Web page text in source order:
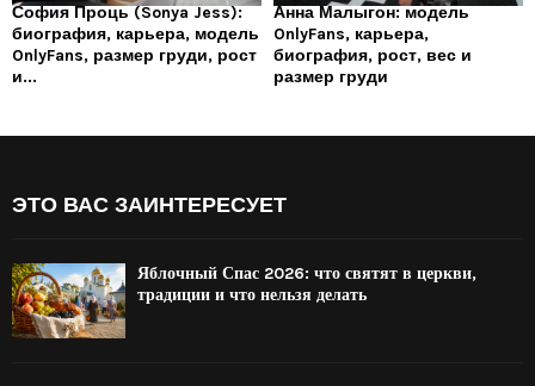
София Проць (Sonya Jess):
биография, карьера, модель
OnlyFans, размер груди, рост
и...
Анна Малыгон: модель
OnlyFans, карьера,
биография, рост, вес и
размер груди
ЭТО ВАС ЗАИНТЕРЕСУЕТ
Яблочный Спас 2026: что святят в церкви,
традиции и что нельзя делать